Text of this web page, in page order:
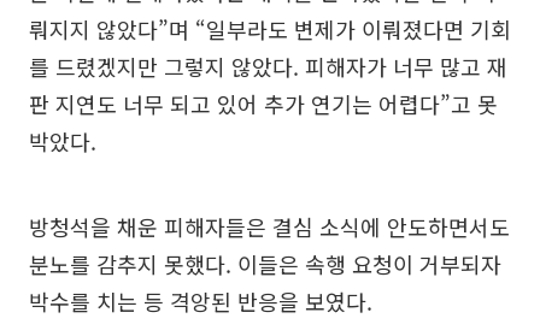
뤄지지 않았다”며 “일부라도 변제가 이뤄졌다면 기회
를 드렸겠지만 그렇지 않았다. 피해자가 너무 많고 재
판 지연도 너무 되고 있어 추가 연기는 어렵다”고 못
박았다.
방청석을 채운 피해자들은 결심 소식에 안도하면서도
분노를 감추지 못했다. 이들은 속행 요청이 거부되자
박수를 치는 등 격앙된 반응을 보였다.